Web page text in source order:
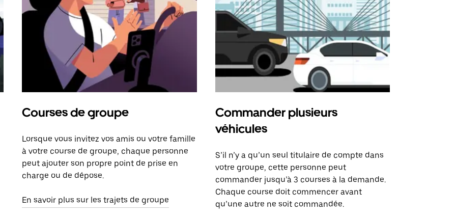
Courses de groupe
Lorsque vous invitez vos amis ou votre famille
à votre course de groupe, chaque personne
peut ajouter son propre point de prise en
charge ou de dépose.
En savoir plus sur les trajets de groupe
Commander plusieurs
véhicules
S’il n’y a qu’un seul titulaire de compte dans
votre groupe, cette personne peut
commander jusqu’à 3 courses à la demande.
Chaque course doit commencer avant
qu’une autre ne soit commandée.